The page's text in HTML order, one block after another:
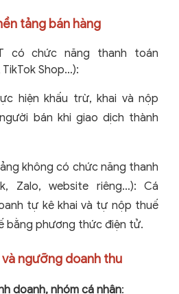
tảng bán hàng
có chức năng thanh toán
TikTok Shop…):
hiện khấu trừ, khai và nộp
bán khi giao dịch thành
không có chức năng thanh
Zalo, website riêng…): Cá
tự kê khai và tự nộp thuế
bằng phương thức điện tử.
ngưỡng doanh thu
doanh, nhóm cá nhân: